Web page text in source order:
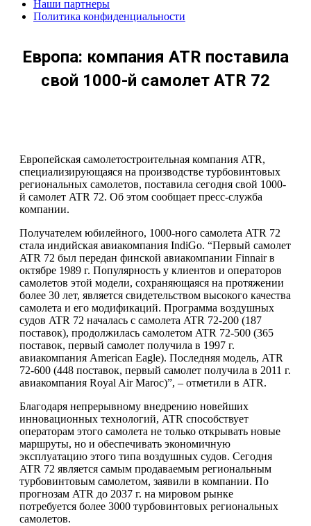
Наши партнеры
Политика конфиденциальности
Европа: компания ATR поставила
свой 1000-й самолет ATR 72
Европейская самолетостроительная компания ATR,
специализирующаяся на производстве турбовинтовых
региональных самолетов, поставила сегодня свой 1000-
й самолет ATR 72. Об этом сообщает пресс-служба
компании.
Получателем юбилейного, 1000-ного самолета ATR 72
стала индийская авиакомпания IndiGo. “Первый самолет
ATR 72 был передан финской авиакомпании Finnair в
октябре 1989 г. Популярность у клиентов и операторов
самолетов этой модели, сохраняющаяся на протяжении
более 30 лет, является свидетельством высокого качества
самолета и его модификаций. Программа воздушных
судов ATR 72 началась с самолета ATR 72-200 (187
поставок), продолжилась самолетом ATR 72-500 (365
поставок, первый самолет получила в 1997 г.
авиакомпания American Eagle). Последняя модель, ATR
72-600 (448 поставок, первый самолет получила в 2011 г.
авиакомпания Royal Air Maroc)”, – отметили в ATR.
Благодаря непрерывному внедрению новейших
инновационных технологий, ATR способствует
операторам этого самолета не только открывать новые
маршруты, но и обеспечивать экономичную
эксплуатацию этого типа воздушных судов. Сегодня
ATR 72 является самым продаваемым региональным
турбовинтовым самолетом, заявили в компании. По
прогнозам ATR до 2037 г. на мировом рынке
потребуется более 3000 турбовинтовых региональных
самолетов.